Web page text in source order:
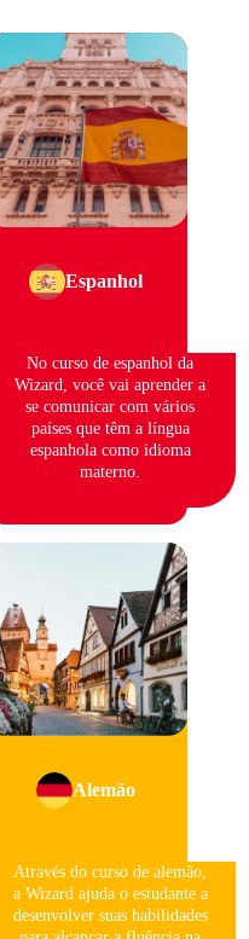
Espanhol
No curso de espanhol da
Wizard, você vai aprender a
se comunicar com vários
países que têm a língua
espanhola como idioma
materno.
Alemão
Através do curso de alemão,
a Wizard ajuda o estudante a
desenvolver suas habilidades